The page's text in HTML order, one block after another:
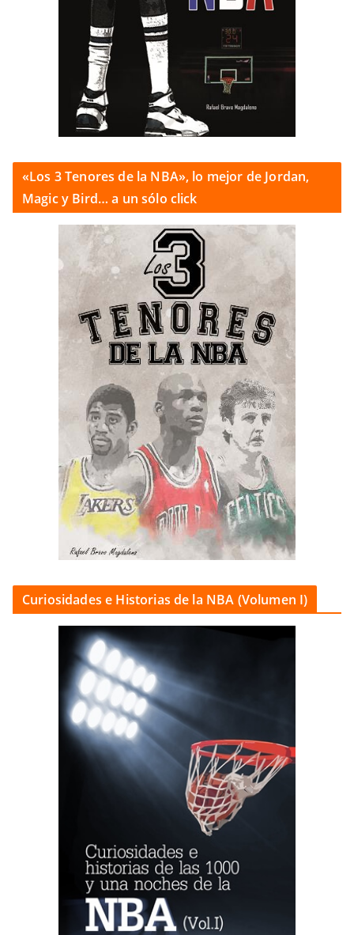
«Los 3 Tenores de la NBA», lo mejor de Jordan,
Magic y Bird… a un sólo click
Curiosidades e Historias de la NBA (Volumen I)